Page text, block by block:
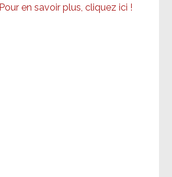
Pour en savoir plus, cliquez ici !